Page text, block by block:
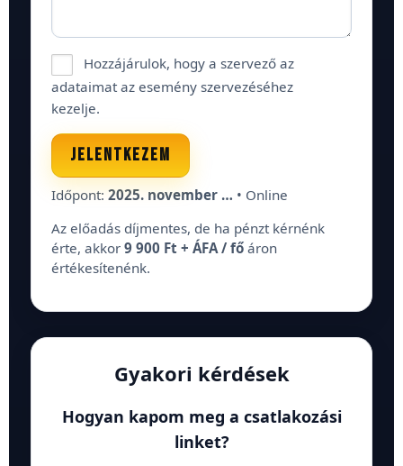
Hozzájárulok, hogy a szervező az
adataimat az esemény szervezéséhez
kezelje.
JELENTKEZEM
Időpont: 2025. november … • Online
Az előadás díjmentes, de ha pénzt kérnénk
érte, akkor 9 900 Ft + ÁFA / fő áron
értékesítenénk.
Gyakori kérdések
Hogyan kapom meg a csatlakozási
linket?